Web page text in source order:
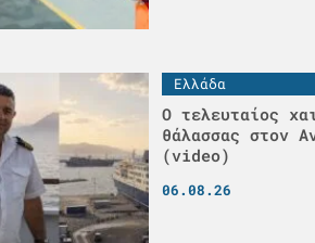
Ελλάδα
Ο τελευταίος
θάλασσας στον
(video)
06.08.26